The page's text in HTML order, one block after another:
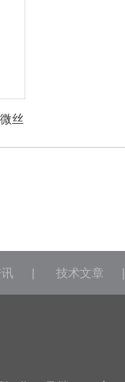
丝
| 技术文章 |